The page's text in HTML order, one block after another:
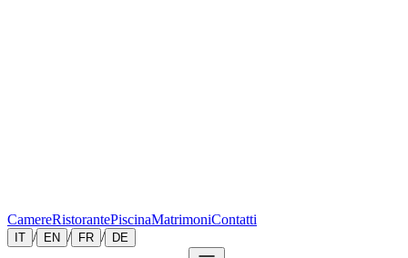
CamereRistorantePiscinaMatrimoniContatti
IT / EN / FR / DE